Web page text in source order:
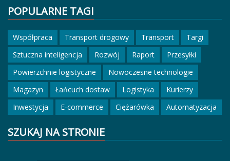
POPULARNE TAGI
Współpraca Transport drogowy Transport
Targi
Sztuczna inteligencja
Rozwój Raport
Przesyłki
Powierzchnie logistyczne
Nowoczesne technologie
Magazyn
Łańcuch dostaw Logistyka
Kurierzy
Inwestycja
E-commerce Ciężarówka Automatyzacja
SZUKAJ NA STRONIE